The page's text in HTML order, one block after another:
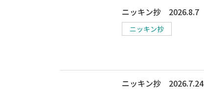
ニッキン抄 2026.8.7
ニッキン抄
ニッキン抄 2026.7.24